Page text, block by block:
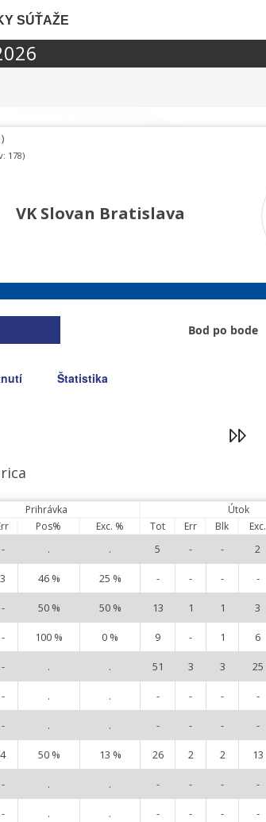
SÚŤAŽE
)
178)
VK Slovan Bratislava
Bod po bode
Štatistika
Prihrávka Útok
Pos% Exc. % Tot Err Blk Exc.
- . . 5 - - 2
3 46 % 25 % - - - -
- 50 % 50 % 13 1 1 3
- 100 % 0 % 9 - 1 6
- . . 51 3 3 25
- . . - - - -
- . . - - - -
4 50 % 13 % 26 2 2 13
- . . - - - -
- . . - - - -